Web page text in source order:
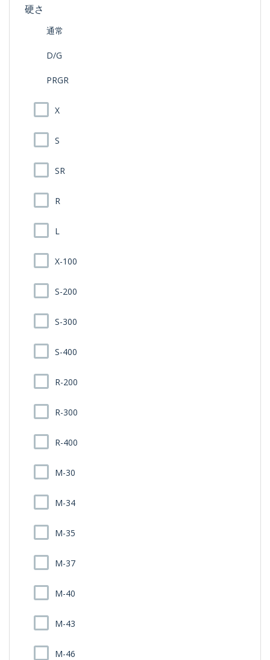
硬さ
通常
D/G
PRGR
X
S
SR
R
L
X-100
S-200
S-300
S-400
R-200
R-300
R-400
M-30
M-34
M-35
M-37
M-40
M-43
M-46